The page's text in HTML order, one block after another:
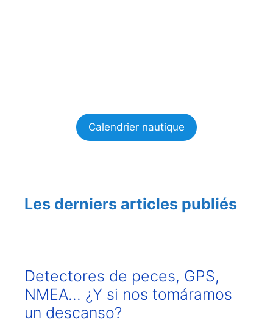
Calendrier nautique
Les derniers articles publiés
Detectores de peces, GPS,
NMEA… ¿Y si nos tomáramos
un descanso?